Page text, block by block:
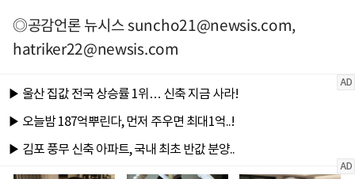
◎공감언론 뉴시스suncho21@newsis.com,
hatriker22@newsis.com